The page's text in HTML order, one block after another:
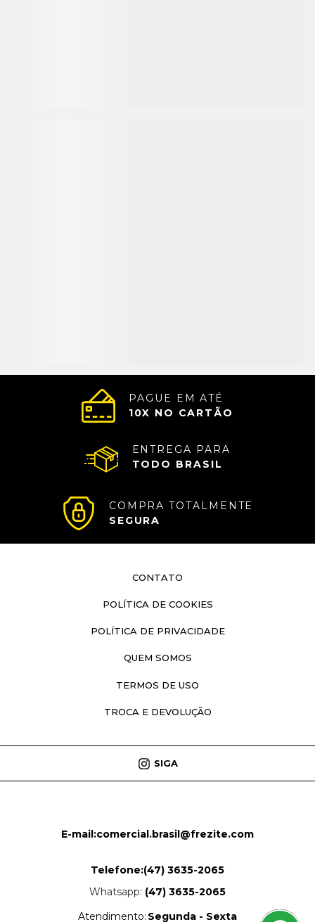
PAGUE EM ATÉ
10X NO CARTÃO
ENTREGA PARA
TODO BRASIL
COMPRA TOTALMENTE
SEGURA
CONTATO
POLÍTICA DE COOKIES
POLÍTICA DE PRIVACIDADE
QUEM SOMOS
TERMOS DE USO
TROCA E DEVOLUÇÃO
SIGA
E-mail:comercial.brasil@frezite.com
Telefone:(47) 3635-2065
Whatsapp: (47) 3635-2065
Atendimento: Segunda - Sexta